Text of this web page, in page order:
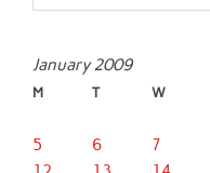
January 2009
M T W
5
6 7